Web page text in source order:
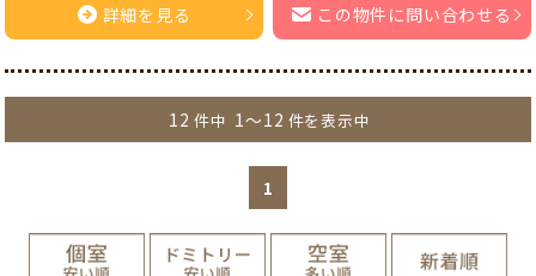
詳細を見る この物件に問い合わせる
12 件中 1～12 件を表示中
1